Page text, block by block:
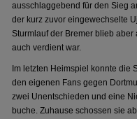
ausschlaggebend für den Sieg
der kurz zuvor eingewechselte
Sturmlauf der Bremer blieb
auch verdient war.
Im letzten Heimspiel konnte die
den eigenen Fans gegen
zwei Unentschieden und eine
buche. Zuhause schossen sie